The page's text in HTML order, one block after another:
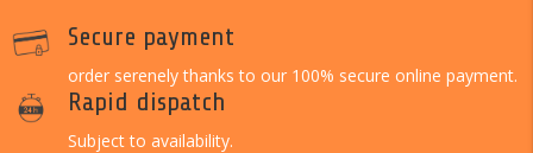
Secure payment
order serenely thanks to our 100% secure online payment.
Rapid dispatch
Subject to availability.